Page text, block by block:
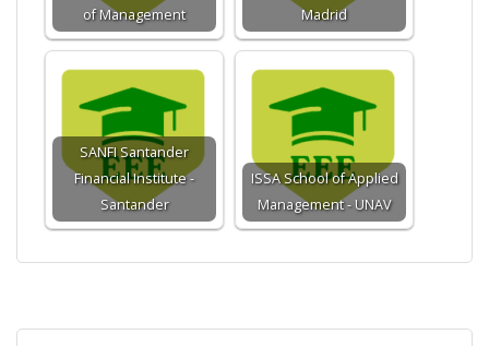
of Management
Madrid
SANFI Santander
Financial Institute -
Santander
ISSA School of Applied
Management - UNAV